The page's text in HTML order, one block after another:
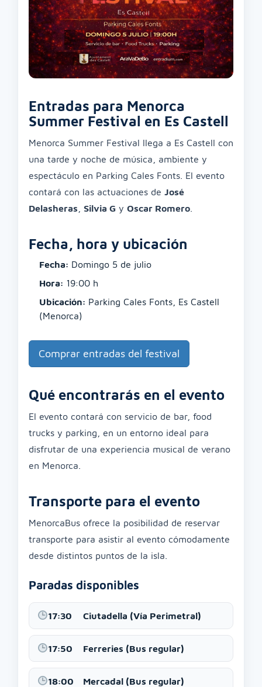
Entradas para Menorca
Summer Festival en Es Castell
Menorca Summer Festival llega a Es Castell con
una tarde y noche de música, ambiente y
espectáculo en Parking Cales Fonts. El evento
contará con las actuaciones de José
Delasheras
Silvia G y Oscar Romero
Fecha, hora y ubicación
Fecha: Domingo 5 de julio
Hora: 19:00 h
Ubicación: Parking Cales Fonts, Es Castell
(Menorca)
Comprar entradas del festival
Qué encontrarás en el evento
El evento contará con servicio de bar, food
trucks y parking, en un entorno ideal para
disfrutar de una experiencia musical de verano
en Menorca.
Transporte para el evento
MenorcaBus ofrece la posibilidad de reservar
transporte para asistir al evento cómodamente
desde distintos puntos de la isla.
Paradas disponibles
17:30 Ciutadella (Vía Perimetral)
17:50 Ferreries (Bus regular)
18:00 Mercadal (Bus regular)